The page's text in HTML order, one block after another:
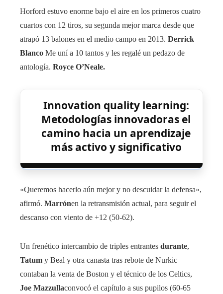
Horford estuvo enorme bajo el aire en los primeros cuatro
cuartos con 12 tiros, su segunda mejor marca desde que
atrapó 13 balones en el medio campo en 2013. Derrick
Blanco Me uní a 10 tantos y les regalé un pedazo de
antología. Royce O’Neale.
Innovation quality learning:
Metodologías innovadoras el
camino hacia un aprendizaje
más activo y significativo
«Queremos hacerlo aún mejor y no descuidar la defensa»,
afirmó. Marrónen la retransmisión actual, para seguir el
descanso con viento de +12 (50-62).
Un frenético intercambio de triples entrantes durante,
Tatum y Beal y otra canasta tras rebote de Nurkic
contaban la venta de Boston y el técnico de los Celtics,
Joe Mazzullaconvocó el capítulo a sus pupilos (60-65